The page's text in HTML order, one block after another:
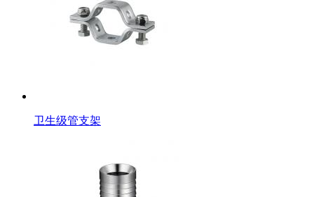
卫生级管支架